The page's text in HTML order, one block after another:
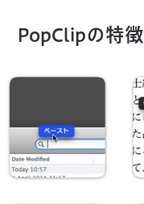
PopClipの特徴